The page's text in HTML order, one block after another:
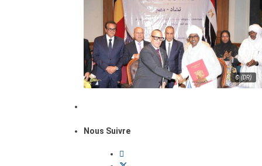
© (DR)
Nous Suivre